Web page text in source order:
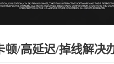
顿/高延迟/掉线解决